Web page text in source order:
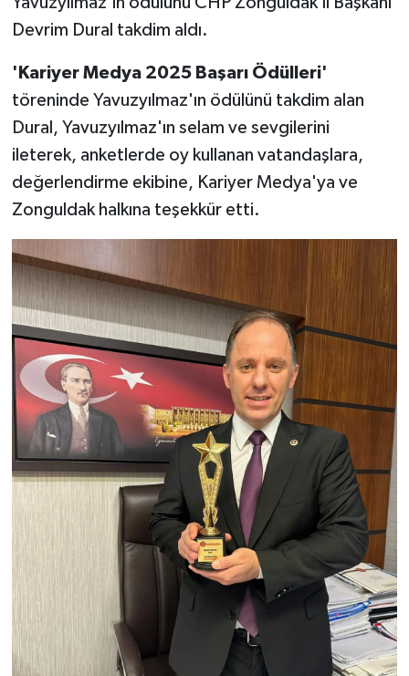
Devrim Dural takdim aldı.
'Kariyer Medya 2025 Başarı Ödülleri'
töreninde Yavuzyılmaz'ın ödülünü takdim alan
Dural, Yavuzyılmaz'ın selam ve sevgilerini
ileterek, anketlerde oy kullanan vatandaşlara,
değerlendirme ekibine, Kariyer Medya'ya ve
Zonguldak halkına teşekkür etti.